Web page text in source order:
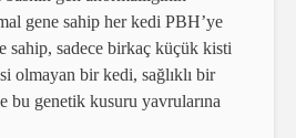
gene sahip her kedi PBH’ye
sahip, sadece birkaç küçük kisti
olmayan bir kedi, sağlıklı bir
bu genetik kusuru yavrularına